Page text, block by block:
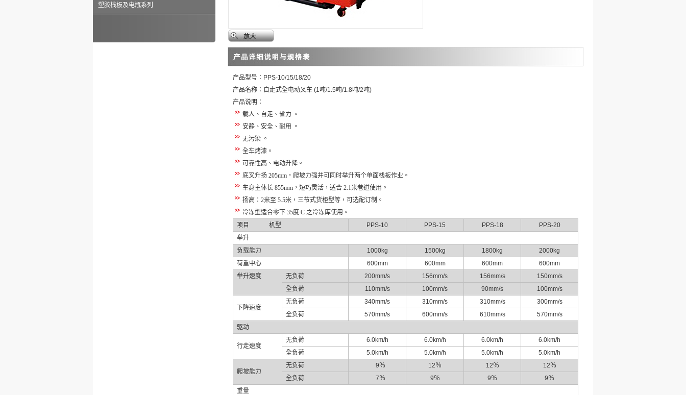
塑胶栈板及电瓶系列
产品型号： PPS-10/15/18/20
产品名称：自走式全电动叉车 (1吨/1.5吨/1.8吨/2吨)
产品说明：
载人、自走、省力 。
安静、安全、耐用
。
无污染 。
全车烤漆 。
可靠性高、电动升降。
底叉升扬 205mm ，爬坡力强并可同时举升两个单面栈板作业。
车身主体长 855mm ， 短巧灵活 ，适合 2.1米巷道使用。
扬高： 2米至 5.5米，三节式货柜型等，可选配订制。
冷冻型适合零下 35度 C 之冷冻库使用。
项目
机型 PPS-10 PPS-15 PPS-18
PPS-20
举升
负载能力
1000kg 1500kg 1800kg
2000kg
荷重中心
600mm 600mm 600mm
600mm
举升速度
无负荷 200mm/s 156mm/s 156mm/s
150mm/s
全负荷
110mm/s 100mm/s 90mm/s 100mm/s
下降速度
无负荷 340mm/s 310mm/s 310mm/s
300mm/s
全负荷
570mm/s 600mm/s 610mm/s
570mm/s
驱动
行走速度
无负荷 6.0km/h 6.0km/h 6.0km/h
6.0km/h
全负荷
5.0km/h 5.0km/h 5.0km/h 5.0km/h
爬坡能力
无负荷 9％ 12％ 12％ 12％
全负荷
7％ 9％ 9％ 9％
重量